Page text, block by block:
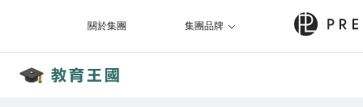
關於集團 集團品牌